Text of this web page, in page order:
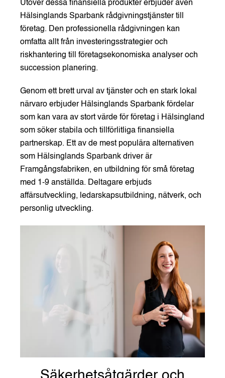
Utöver dessa finansiella produkter erbjuder även
Hälsinglands Sparbank rådgivningstjänster till
företag. Den professionella rådgivningen kan
omfatta allt från investeringsstrategier och
riskhantering till företagsekonomiska analyser och
succession planering.
Genom ett brett urval av tjänster och en stark lokal
närvaro erbjuder Hälsinglands Sparbank fördelar
som kan vara av stort värde för företag i Hälsingland
som söker stabila och tillförlitliga finansiella
partnerskap. Ett av de mest populära alternativen
som Hälsinglands Sparbank driver är
Framgångsfabriken, en utbildning för små företag
med 1-9 anställda. Deltagare erbjuds
affärsutveckling, ledarskapsutbildning, nätverk, och
personlig utveckling.